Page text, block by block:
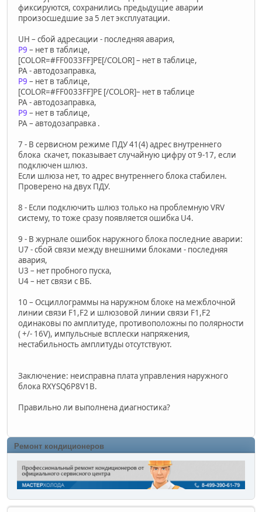
фиксируются, сохранились предыдущие аварии
произосшедшие за 5 лет эксплуатации.
UH – сбой адресации - последняя авария,
P9 – нет в таблице,
[COLOR=#FF0033FF]PE[/COLOR] – нет в таблице,
PA - автодозаправка,
P9 – нет в таблице,
[COLOR=#FF0033FF]PE [/COLOR]– нет в таблице
PA - автодозаправка,
P9 – нет в таблице,
PA – автодозаправка .
7 - В сервисном режиме ПДУ 41(4) адрес внутреннего
блока скачет, показывает случайную цифру от 9-17, если
подключен шлюз.
Если шлюза нет, то адрес внутреннего блока стабилен.
Проверено на двух ПДУ.
8 - Если подключить шлюз только на проблемную VRV
систему, то тоже сразу появляется ошибка U4.
9 - В журнале ошибок наружного блока последние аварии:
U7 - сбой связи между внешними блоками - последняя
авария,
U3 – нет пробного пуска,
U4 – нет связи с ВБ.
10 – Осциллограммы на наружном блоке на межблочной
линии связи F1,F2 и шлюзовой линии связи F1,F2
одинаковы по амплитуде, противоположны по полярности
( +/- 16V), импульсные всплески напряжения,
нестабильность амплитуды отсутствуют.
Заключение: неисправна плата управления наружного
блока RXYSQ6P8V1B.
Правильно ли выполнена диагностика?
Ремонт кондиционеров